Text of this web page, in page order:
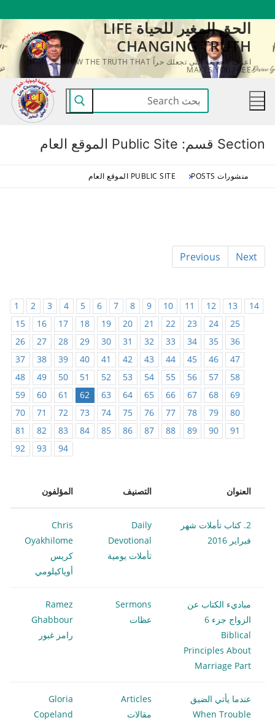
المحتوى
الحق المغير للحياة LIFE
CHANGING TRUTH
اعرف الحقيقة التي تجعلك حراً KNOW THE TRUTH THAT
MAKES YOU FREE
البحث
عن:
Section قسم: Public Site الموقع العام
منشورات POSTS PUBLIC SITE الموقع العام
Previous Next
1 2 3 4 5 6 7 8 9 10 11 12 13
14
15
16 17 18 19 20 21 22 23 24
25
26
27 28 29 30 31 32 33 34 35
36
37
38 39 40 41 42 43 44 45 46
47
48
49 50 51 52 53 54 55 56 57
58
59
60 61 62 63 64 65 66 67 68
69
70
71 72 73 74 75 76 77 78 79
80
81
82 83 84 85 86 87 88 89 90
91
92
93 94
العنوان التصنيف المؤلفون
2. كتاب تأملات شهر
فبراير 2016
Daily
Devotional
تأملات يومية
Chris
Oyakhilome
كريس
أوياكيلومي
مباديء الكتاب عن
الزواج جزء 6
Biblical
Principles About
Marriage Part
Sermons
عظات
Ramez
Ghabbour
رامز غبور
عندما يأتي الضيق
When Trouble
Articles
مقالات
Gloria
Copeland